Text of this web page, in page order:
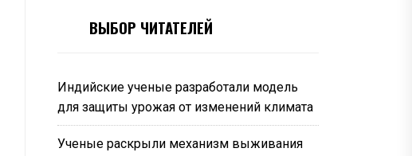
ВЫБОР ЧИТАТЕЛЕЙ
Индийские ученые разработали модель
для защиты урожая от изменений климата
Ученые раскрыли механизм выживания